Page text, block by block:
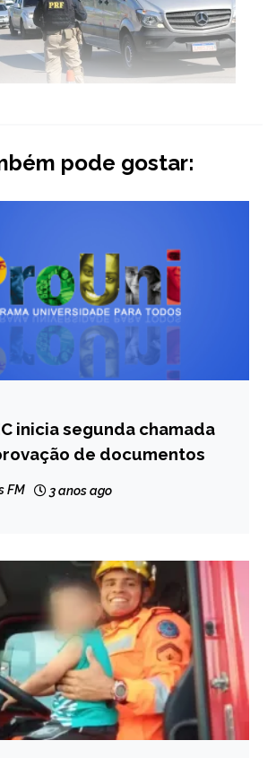
pode gostar:
inicia segunda chamada
de documentos
FM 3 anos ago